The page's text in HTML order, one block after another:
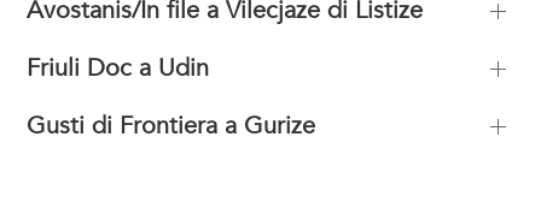
Avostanis/In file a Vilecjaze di Listize
Friuli Doc a Udin
Gusti di Frontiera a Gurize